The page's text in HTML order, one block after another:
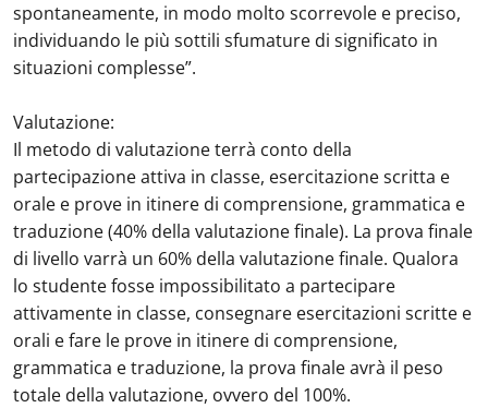
spontaneamente, in modo molto scorrevole e preciso,
individuando le più sottili sfumature di significato in
situazioni complesse”.
Valutazione:
Il metodo di valutazione terrà conto della
partecipazione attiva in classe, esercitazione scritta e
orale e prove in itinere di comprensione, grammatica e
traduzione (40% della valutazione finale). La prova finale
di livello varrà un 60% della valutazione finale. Qualora
lo studente fosse impossibilitato a partecipare
attivamente in classe, consegnare esercitazioni scritte e
orali e fare le prove in itinere di comprensione,
grammatica e traduzione, la prova finale avrà il peso
totale della valutazione, ovvero del 100%.